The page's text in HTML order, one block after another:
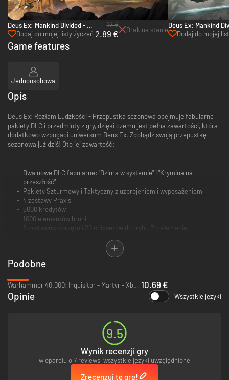
Deus Ex: Mankind Divided - A
Criminal Past - Xbox One &
Xbox Series X|S
Dodaj do mojej listy życzeń
12 €
2.89 € Brak na stanie
Deus Ex: Mankind
System Rift - Xbox
Dodaj do mojej
Game features
Jednoosobowa
Opis
Deus Ex: Rozłam Ludzkości - Przepustka sezonowa obejmuje fabularne
pakiety DLC i przedmioty z gry, dzięki czemu jest pełna zawartości, która
dodatkowo wzbogaci uniwersum Deus Ex. Zdobądź swoją przepustkę
sezonową już dziś! Oto jej zawartość:
Dwa nowe DLC fabularne: "Dziura w systemie" i "Kryminalna
przeszłość"
Pakiety Szturmowy i Taktyczny z uzbrojeniem i wyposażeniem
4 zestawy Praxis
5000 kredytów
1000 elementów broni
5 zestawów sprzętu i 20 chipsetów do trybu Przełamania
Uwaga: niniejsze DLC obejmuje przedmioty jednorazowe (w tym
amunicję, strzałki, granaty, elementy broni, pakiety Praxis i kredyty),
będą dostępne w kolejnych rozgrywkach ani w innych zapisach gry.
Podobne
Warhammer 40.000: Inquisitor - Martyr - Xbox One 10.69 €
Opinie Wszystkie języki
9.5
Wynik recenzji gry
w oparciu o 7 reviews, wszystkie języki uwzględnione
Zrecenzuj tę grę!